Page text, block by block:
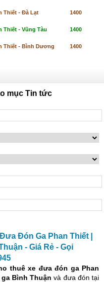
Thiết - Đà Lạt 1400
Thiết - Vũng Tàu 1400
Thiết - Bình Dương 1400
mục Tin tức
Đón Ga Phan Thiết |
- Giá Rẻ - Gọi
thuê xe đưa đón ga Phan
ga Bình Thuận và đưa đón tại